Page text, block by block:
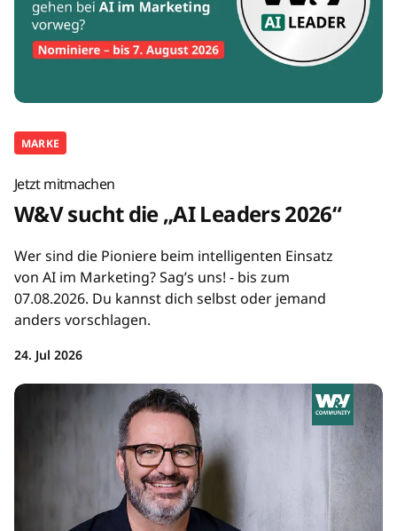
MARKE
Jetzt mitmachen
W&V sucht die „AI Leaders 2026“
Wer sind die Pioniere beim intelligenten Einsatz
von AI im Marketing? Sag’s uns! - bis zum
07.08.2026. Du kannst dich selbst oder jemand
anders vorschlagen.
24. Jul 2026